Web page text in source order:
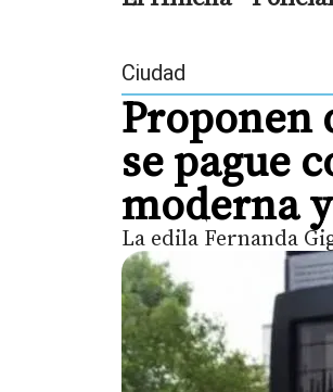
Ciudad
Proponen
se pague
moderna
La edila Fernanda